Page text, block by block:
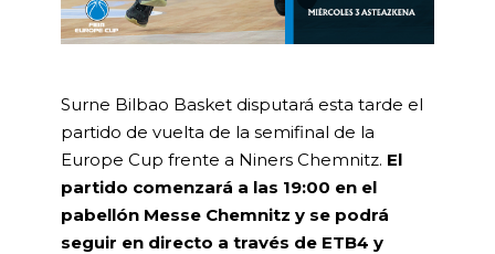
Surne Bilbao Basket disputará esta tarde el
partido de vuelta de la semifinal de la
Europe Cup frente a Niners Chemnitz. El
partido comenzará a las 19:00 en el
pabellón Messe Chemnitz y se podrá
seguir en directo a través de ETB4 y